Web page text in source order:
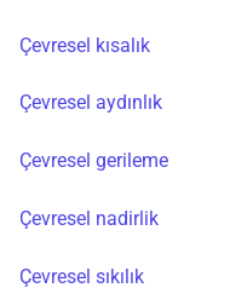
Çevresel kısalık
Çevresel aydınlık
Çevresel gerileme
Çevresel nadirlik
Çevresel sıkılık